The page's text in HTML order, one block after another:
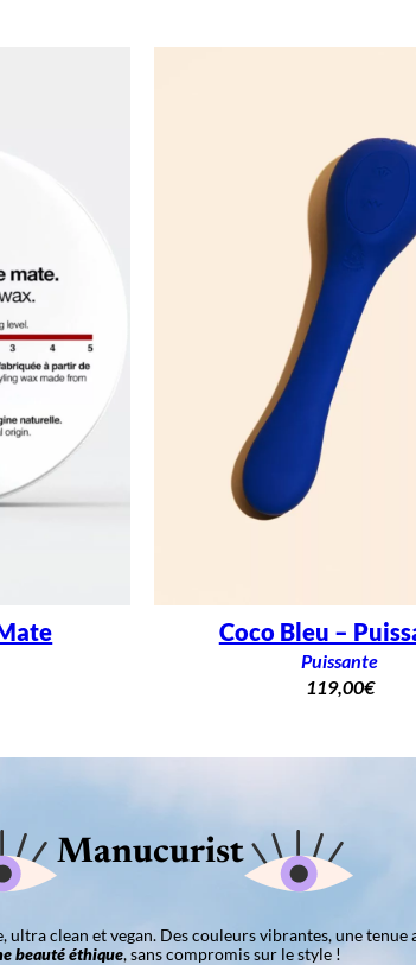
Coco Bleu –
Puissante
119,00€
Manucurist
ultra clean et vegan. Des couleurs vibrantes, une tenue
beauté éthique, sans compromis sur le style !